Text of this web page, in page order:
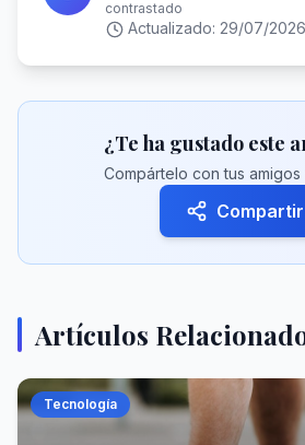
contrastado
Actualizado: 29/07/
¿Te ha gustado este
Compártelo con tus amigos
Compartir
Artículos
Tecnología